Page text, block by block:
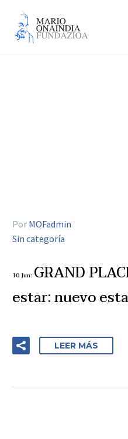
Por MOFadmin
Sin categoría
10 Jun: GRAND
estar: nuevo
LEER MÁS